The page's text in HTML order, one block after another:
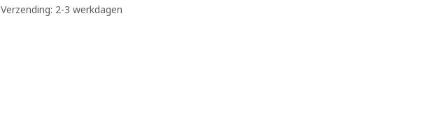
Verzending: 2-3 werkdagen